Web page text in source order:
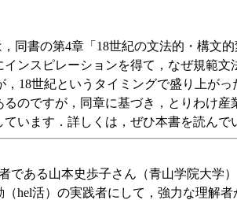
同書の第4章「18世紀の文法的・構文
インスピレーションを得て，なぜ規範文
，18世紀というタイミングで盛り上が
るのですが，同章に基づき，とりわけ産
ています．詳しくは，ぜひ本書を読んで
である山本史歩子さん（青山学院大学
（hel活）の実践者にして，強力な理解